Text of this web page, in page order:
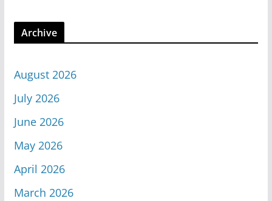
Archive
August 2026
July 2026
June 2026
May 2026
April 2026
March 2026